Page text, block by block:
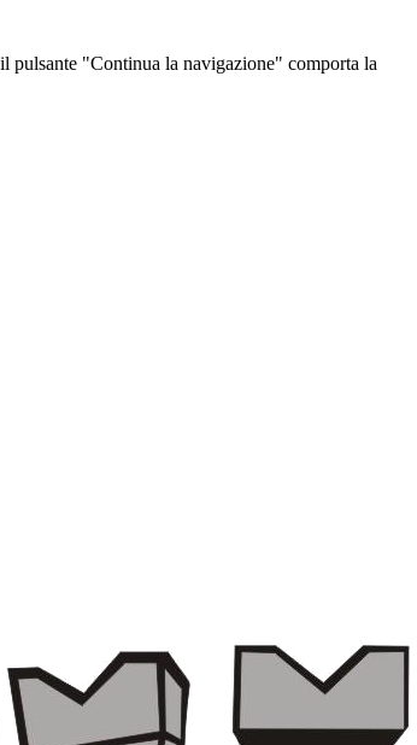
pulsante "Continua la navigazione" comporta la